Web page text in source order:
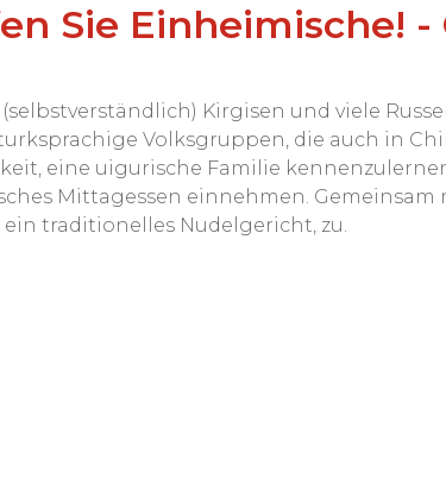
Sie Einheimische!
Kirgisen und viele
Volksgruppen, die auch in
eine uigurische Familie
Mittagessen einnehmen. Gemeinsam
traditionelles Nudelgericht, zu.